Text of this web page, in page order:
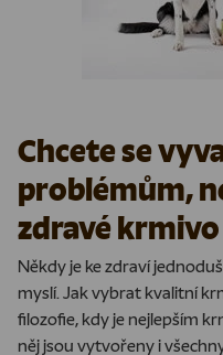
Chcete se
problémům,
zdravé krmivo
Někdy je ke zdraví
myslí. Jak vybrat kvalitní
filozofie, kdy je nejlepším
něj jsou vytvořeny i